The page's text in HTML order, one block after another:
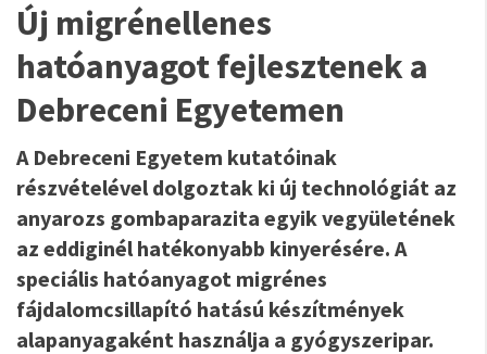
Új migrénellenes
hatóanyagot fejlesztenek a
Debreceni Egyetemen
A Debreceni Egyetem kutatóinak
részvételével dolgoztak ki új technológiát az
anyarozs gombaparazita egyik vegyületének
az eddiginél hatékonyabb kinyerésére. A
speciális hatóanyagot migrénes
fájdalomcsillapító hatású készítmények
alapanyagaként használja a gyógyszeripar.